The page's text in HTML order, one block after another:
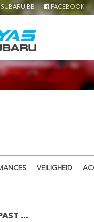
SUBARU.BE FACEBOOK
VEILIGHEID
...